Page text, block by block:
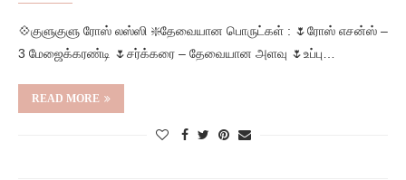
💠குளுகுளு ரோஸ் லஸ்ஸி ❇️தேவையான பொருட்கள் : 🌷ரோஸ் எசன்ஸ் –
3 மேஜைக்கரண்டி 🌷சர்க்கரை – தேவையான அளவு 🌷உப்பு…
READ MORE